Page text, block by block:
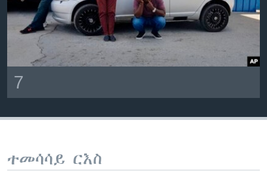
7
ተመሳሳይ ርእስ